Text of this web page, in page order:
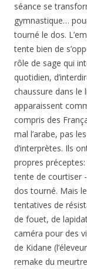
séance se
gymnastique…
tourné le dos.
tente bien de
rôle de sage qui
quotidien,
chaussure dans le
apparaissent
compris des
mal l’arabe, pas
d’interprètes. Ils
propres
tente de courtiser
dos tourné. Mais
tentatives de
de fouet, de
caméra pour des
de Kidane
remake du